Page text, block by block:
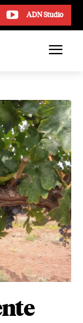
ADN Studio